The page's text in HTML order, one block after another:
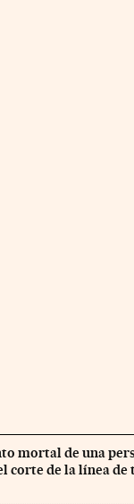
mortal de una
corte de la línea